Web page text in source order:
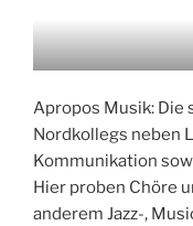
Apropos Musik: Die
Nordkollegs neben
Kommunikation
Hier proben Chöre
anderem Jazz-,